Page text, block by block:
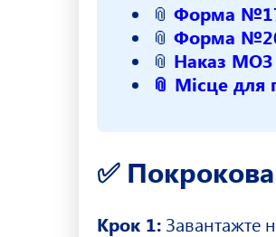
📎 Форма №17
📎 Форма
📎 Наказ МОЗ
📎 Місце для
✅ Покрокова
Крок 1: Завантажте